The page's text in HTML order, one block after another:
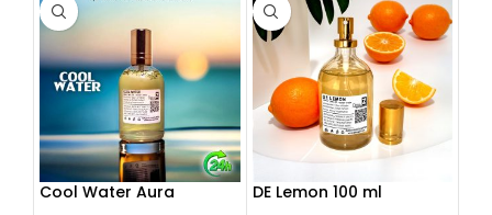
Cool Water Aura
DE Lemon 100 ml